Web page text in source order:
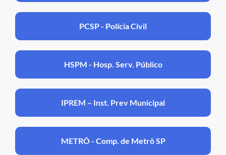
PCSP - Polícia Civil
HSPM - Hosp. Serv. Público
IPREM – Inst. Prev Municipal
METRÔ - Comp. de Metrô SP